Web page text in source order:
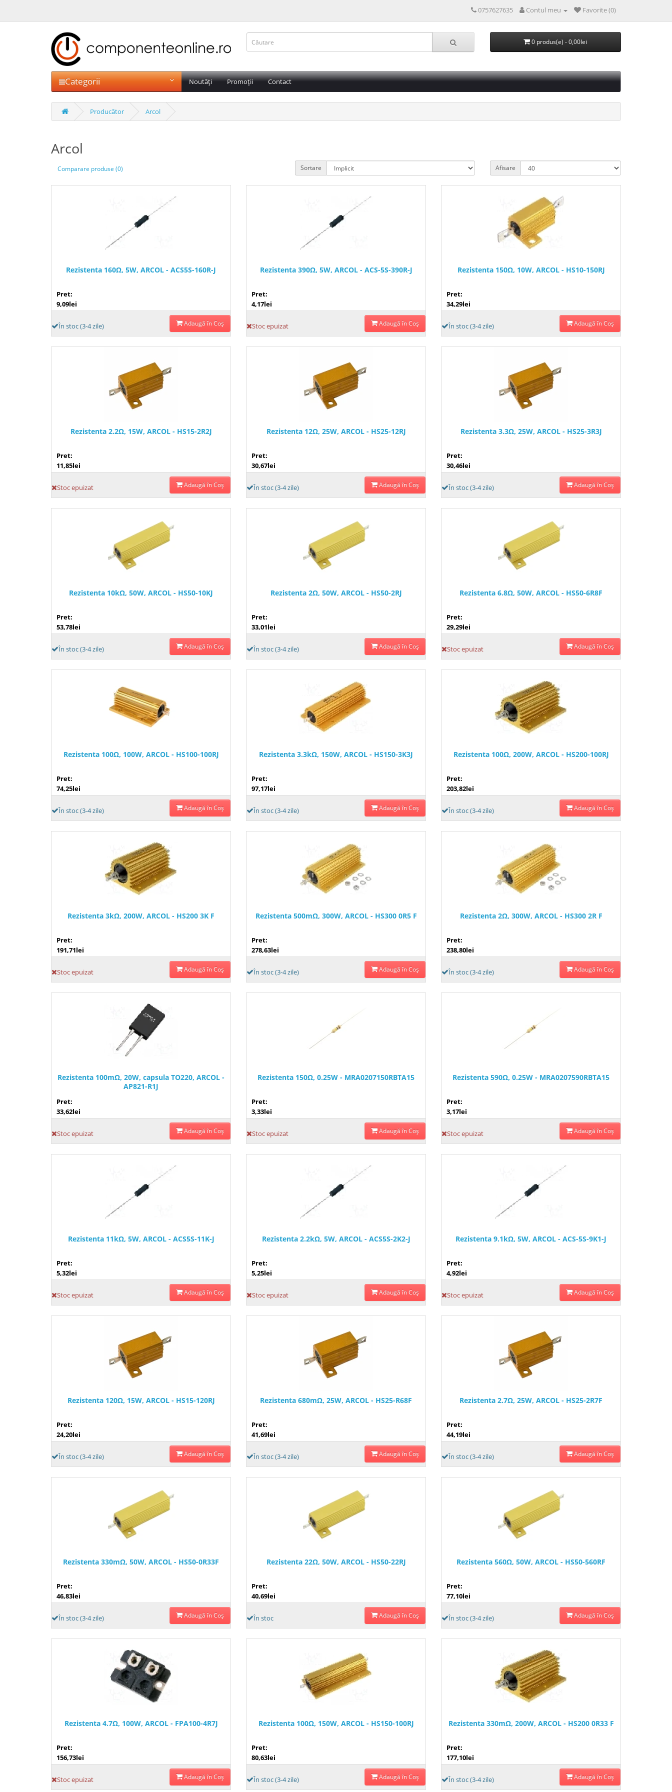
0757627635 Contul meu Favorite (0)
0 produs(e) - 0,00lei
Categorii Noutăți Promoții Contact
Producător Arcol
Arcol
Comparare produse (0) Sortare Afisare
Rezistenta 160Ω, 5W, ARCOL - ACS5S-160R-J
Pret:
9,09lei
În stoc (3-4 zile) Adaugă în Coş
Rezistenta 390Ω, 5W, ARCOL - ACS-5S-390R-J
Pret:
4,17lei
Stoc epuizat Adaugă în Coş
Rezistenta 150Ω, 10W, ARCOL - HS10-150RJ
Pret:
34,29lei
În stoc (3-4 zile) Adaugă în Coş
Rezistenta 2.2Ω, 15W, ARCOL - HS15-2R2J
Pret:
11,85lei
Stoc epuizat Adaugă în Coş
Rezistenta 12Ω, 25W, ARCOL - HS25-12RJ
Pret:
30,67lei
În stoc (3-4 zile) Adaugă în Coş
Rezistenta 3.3Ω, 25W, ARCOL - HS25-3R3J
Pret:
30,46lei
În stoc (3-4 zile) Adaugă în Coş
Rezistenta 10kΩ, 50W, ARCOL - HS50-10KJ
Pret:
53,78lei
În stoc (3-4 zile) Adaugă în Coş
Rezistenta 2Ω, 50W, ARCOL - HS50-2RJ
Pret:
33,01lei
În stoc (3-4 zile) Adaugă în Coş
Rezistenta 6.8Ω, 50W, ARCOL - HS50-6R8F
Pret:
29,29lei
Stoc epuizat Adaugă în Coş
Rezistenta 100Ω, 100W, ARCOL - HS100-100RJ
Pret:
74,25lei
În stoc (3-4 zile) Adaugă în Coş
Rezistenta 3.3kΩ, 150W, ARCOL - HS150-3K3J
Pret:
97,17lei
În stoc (3-4 zile) Adaugă în Coş
Rezistenta 100Ω, 200W, ARCOL - HS200-100RJ
Pret:
203,82lei
În stoc (3-4 zile) Adaugă în Coş
Rezistenta 3kΩ, 200W, ARCOL - HS200 3K F
Pret:
191,71lei
Stoc epuizat Adaugă în Coş
Rezistenta 500mΩ, 300W, ARCOL - HS300 0R5 F
Pret:
278,63lei
În stoc (3-4 zile) Adaugă în Coş
Rezistenta 2Ω, 300W, ARCOL - HS300 2R F
Pret:
238,80lei
În stoc (3-4 zile) Adaugă în Coş
Rezistenta 100mΩ, 20W, capsula TO220, ARCOL -
AP821-R1J
Pret:
33,62lei
Stoc epuizat Adaugă în Coş
Rezistenta 150Ω, 0.25W - MRA0207150RBTA15
Pret:
3,33lei
Stoc epuizat Adaugă în Coş
Rezistenta 590Ω, 0.25W - MRA0207590RBTA15
Pret:
3,17lei
Stoc epuizat Adaugă în Coş
Rezistenta 11kΩ, 5W, ARCOL - ACS5S-11K-J
Pret:
5,32lei
Stoc epuizat Adaugă în Coş
Rezistenta 2.2kΩ, 5W, ARCOL - ACS5S-2K2-J
Pret:
5,25lei
Stoc epuizat Adaugă în Coş
Rezistenta 9.1kΩ, 5W, ARCOL - ACS-5S-9K1-J
Pret:
4,92lei
Stoc epuizat Adaugă în Coş
Rezistenta 120Ω, 15W, ARCOL - HS15-120RJ
Pret:
24,20lei
În stoc (3-4 zile) Adaugă în Coş
Rezistenta 680mΩ, 25W, ARCOL - HS25-R68F
Pret:
41,69lei
În stoc (3-4 zile) Adaugă în Coş
Rezistenta 2.7Ω, 25W, ARCOL - HS25-2R7F
Pret:
44,19lei
În stoc (3-4 zile) Adaugă în Coş
Rezistenta 330mΩ, 50W, ARCOL - HS50-0R33F
Pret:
46,83lei
În stoc (3-4 zile) Adaugă în Coş
Rezistenta 22Ω, 50W, ARCOL - HS50-22RJ
Pret:
40,69lei
În stoc Adaugă în Coş
Rezistenta 560Ω, 50W, ARCOL - HS50-560RF
Pret:
77,10lei
În stoc (3-4 zile) Adaugă în Coş
Rezistenta 4.7Ω, 100W, ARCOL - FPA100-4R7J
Pret:
156,73lei
Stoc epuizat Adaugă în Coş
Rezistenta 100Ω, 150W, ARCOL - HS150-100RJ
Pret:
80,63lei
În stoc (3-4 zile) Adaugă în Coş
Rezistenta 330mΩ, 200W, ARCOL - HS200 0R33 F
Pret:
177,10lei
În stoc (3-4 zile) Adaugă în Coş